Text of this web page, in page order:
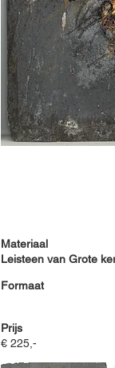
Materiaal
Leisteen van Grote
Formaat
Prijs
€ 225,-